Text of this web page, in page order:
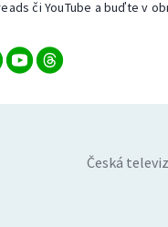
či YouTube a buďte v
Česká